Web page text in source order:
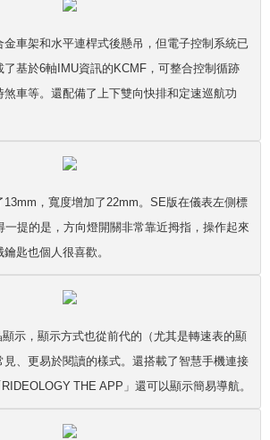
金車架和水平連桿式後懸吊，但電子控制系統已
了基於6軸IMU資訊的KCMF，可整合控制循跡
車等。還配備了上下雙向快排和定速巡航功
13mm，寬度增加了22mm。SE版在儀表左側標
一提的是，方向燈開關非常靠近拇指，操作起來
匙也個人很喜歡。
示，顯示方式也從前代的（尤其是轉速表的顯
見、更易於閱讀的樣式。還搭載了智慧手機連接
THE APP」還可以顯示簡易導航。